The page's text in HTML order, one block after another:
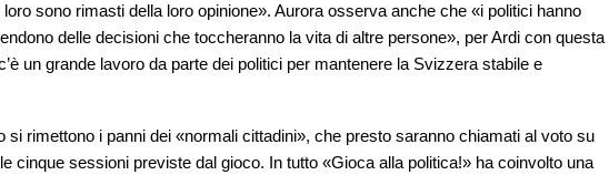
sono rimasti della loro opinione». Aurora osserva anche che «i politici hanno
delle decisioni che toccheranno la vita di altre persone», per Ardi con questa
un grande lavoro da parte dei politici per mantenere la Svizzera stabile e
si rimettono i panni dei «normali cittadini», che presto saranno chiamati al voto su
cinque sessioni previste dal gioco. In tutto «Gioca alla politica!» ha coinvolto una